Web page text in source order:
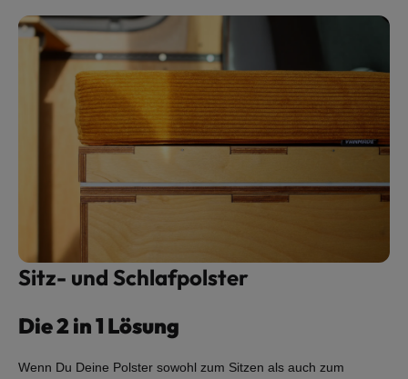
Sitz- und Schlafpolster
Die 2 in 1 Lösung
Wenn Du Deine Polster sowohl zum Sitzen als auch zum